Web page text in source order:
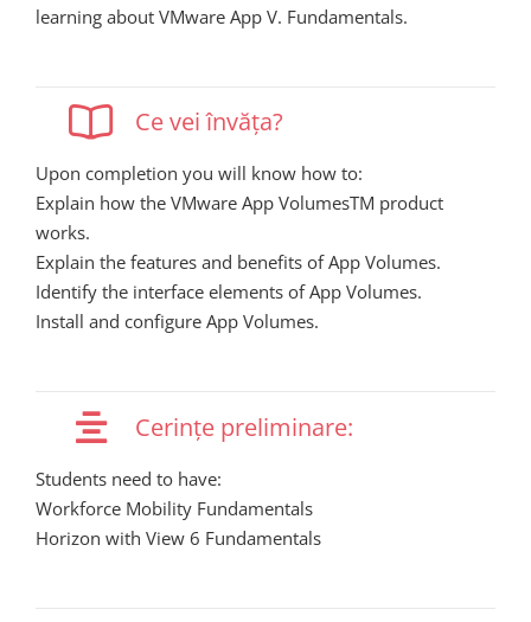
learning about VMware App V. Fundamentals.
Ce vei învăța?
Upon completion you will know how to:
Explain how the VMware App VolumesTM product
works.
Explain the features and benefits of App Volumes.
Identify the interface elements of App Volumes.
Install and configure App Volumes.
Cerințe preliminare:
Students need to have:
Workforce Mobility Fundamentals
Horizon with View 6 Fundamentals